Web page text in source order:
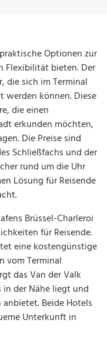
Optionen zur
Flexibilität bieten. Der
die sich im Terminal
werden können. Diese
die einen
erkunden möchten,
Die Preise sind
Schließfachs und der
rund um die Uhr
Lösung für Reisende
Brüssel-Charleroi
für Reisende.
eine kostengünstige
vom Terminal
das Van der Valk
der Nähe liegt und
Beide Hotels
Unterkunft in